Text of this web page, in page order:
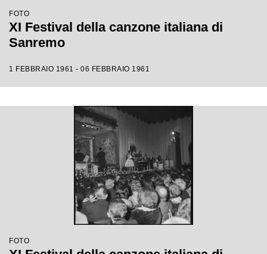
FOTO
XI Festival della canzone italiana di
Sanremo
1 FEBBRAIO 1961 - 06 FEBBRAIO 1961
FOTO